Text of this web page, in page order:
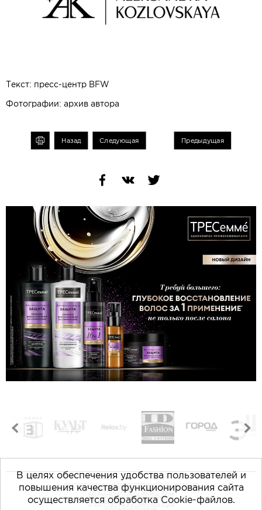
Текст: пресс-центр BFW
Фотографии: архив автора
Назад Следующая Предыдущая
РЕСПУБЛИКАНСКАЯ ОБЩЕСТВЕННАЯ ОРГАНИЗАЦИЯ
«БЕЛОРУССКАЯ ПАЛАТА МОДЫ»
BELFASHIONCOUNCIL@GMAIL.COM
АГЕНТСТВО PR И КОММУНИКАЦИЙ
В целях обеспечения удобства пользователей и
повышения качества функционирования сайта
осуществляется обработка Cookie-файлов.